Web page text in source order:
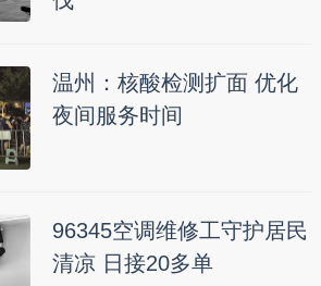
温州：核酸检测扩面 优化
夜间服务时间
96345空调维修工守护居民
清凉 日接20多单